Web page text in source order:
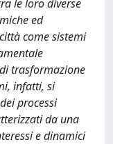
le loro diverse
ed
come sistemi
trasformazione
infatti, si
processi
da una
e dinamici